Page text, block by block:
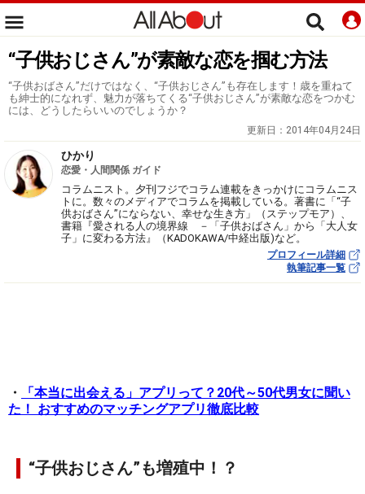
“子供おじさん”が素敵な恋を掴む方法
“子供おばさん”だけではなく、“子供おじさん”も存在します！歳を重ねて
も紳士的になれず、魅力が落ちてくる“子供おじさん”が素敵な恋をつかむ
には、どうしたらいいのでしょうか？
更新日： 2014年04月24日
ひかり
恋愛・人間関係 ガイド
コラムニスト。夕刊フジでコラム連載をきっかけにコラムニス
トに。数々のメディアでコラムを掲載している。著書に「“子
供おばさん”にならない、幸せな生き方」（ステップモア）、
書籍『愛される人の境界線 －「子供おばさん」から「大人女
子」に変わる方法』（KADOKAWA/中経出版)など。
プロフィール詳細
執筆記事一覧
・
「本当に出会える」アプリって？20代～50代男女に聞い
た！ おすすめのマッチングアプリ徹底比較
“子供おじさん”も増殖中！？